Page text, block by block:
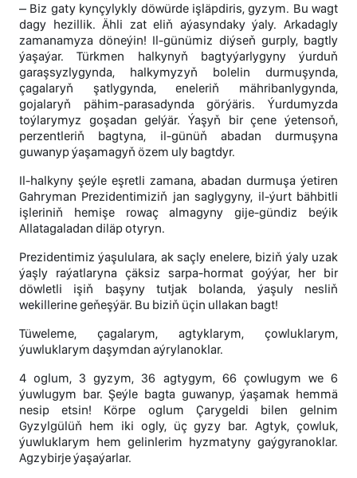
– Biz gaty kynçylykly döwürde işläpdiris, gyzym. Bu wagt
dagy hezillik. Ähli zat eliň aýasyndaky ýaly. Arkadagly
zamanamyza döneýin! Il-günümiz diýseň gurply, bagtly
ýaşaýar. Türkmen halkynyň bagtyýarlygyny ýurduň
garaşsyzlygynda, halkymyzyň bolelin durmuşynda,
çagalaryň şatlygynda, eneleriň mähribanlygynda,
gojalaryň pähim-parasadynda görýäris. Ýurdumyzda
toýlarymyz goşadan gelýär. Ýaşyň bir çene ýetensoň,
perzentleriň bagtyna, il-günüň abadan durmuşyna
guwanyp ýaşamagyň özem uly bagtdyr.
Il-halkyny şeýle eşretli zamana, abadan durmuşa ýetiren
Gahryman Prezidentimiziň jan saglygyny, il-ýurt bähbitli
işleriniň hemişe rowaç almagyny gije-gündiz beýik
Allatagaladan diläp otyryn.
Prezidentimiz ýaşululara, ak saçly enelere, biziň ýaly uzak
ýaşly raýatlaryna çäksiz sarpa-hormat goýýar, her bir
döwletli işiň başyny tutjak bolanda, ýaşuly nesliň
wekillerine geňeşýär. Bu biziň üçin ullakan bagt!
Tüweleme, çagalarym, agtyklarym, çowluklarym,
ýuwluklarym daşymdan aýrylanoklar.
4 oglum, 3 gyzym, 36 agtygym, 66 çowlugym we 6
ýuwlugym bar. Şeýle bagta guwanyp, ýaşamak hemmä
nesip etsin! Körpe oglum Çarygeldi bilen gelnim
Gyzylgülüň hem iki ogly, üç gyzy bar. Agtyk, çowluk,
ýuwluklarym hem gelinlerim hyzmatyny gaýgyranoklar.
Agzybirje ýaşaýarlar.